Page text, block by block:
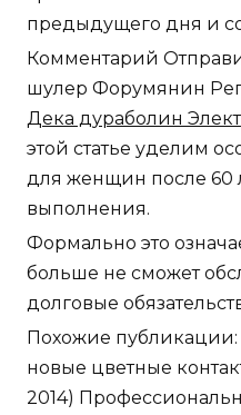
предыдущего дня и
Комментарий
шулер Форумянин
Дека дураболин
этой статье уделим
для женщин после 60
выполнения.
Формально это
больше не сможет
долговые
Похожие
новые цветные
2014)